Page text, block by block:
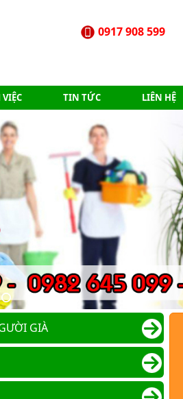
0917 908 599
TIN TỨC LIÊN HỆ
GIÀ